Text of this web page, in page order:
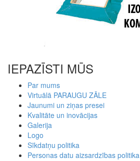
IEPAZĪSTI MŪS
Par mums
Virtuālā PARAUGU ZĀLE
Jaunumi un ziņas presei
Kvalitāte un inovācijas
Galerija
Logo
Sīkdatņu politika
Personas datu aizsardzības politika